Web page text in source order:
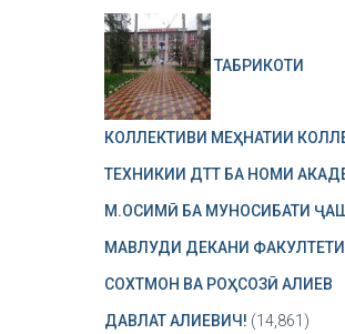
ТАБРИКОТИ
КОЛЛЕКТИВИ МЕҲНАТИИ
ТЕХНИКИИ ДТТ БА НОМИ
М.ОСИМӢ БА МУНОСИБАТИ
МАВЛУДИ ДЕКАНИ ФАКУЛТЕТИ
СОХТМОН ВА РОҲСОЗӢ АЛИЕВ
ДАВЛАТ АЛИЕВИЧ! (14,861)